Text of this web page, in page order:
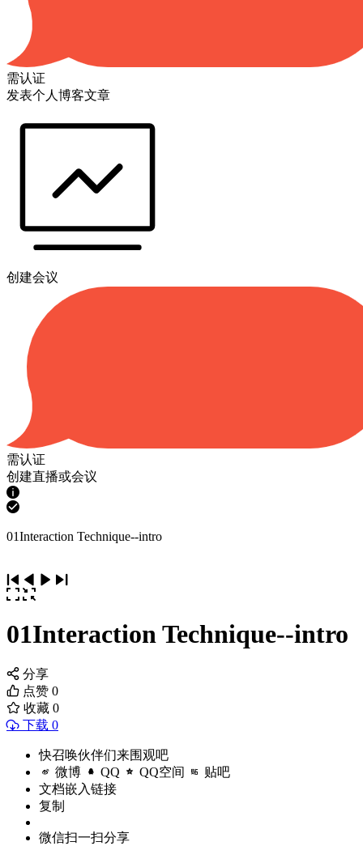
需认证
发表个人博客文章
创建会议
需认证
创建直播或会议
01Interaction Technique--intro
01Interaction Technique--intro
分享
点赞 0
收藏 0
下载 0
快召唤伙伴们来围观吧
微博 QQ QQ空间 贴吧
文档嵌入链接
复制
微信扫一扫分享